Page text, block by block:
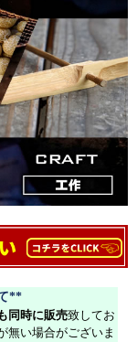
**
同時に販売致してお
無い場合がございま